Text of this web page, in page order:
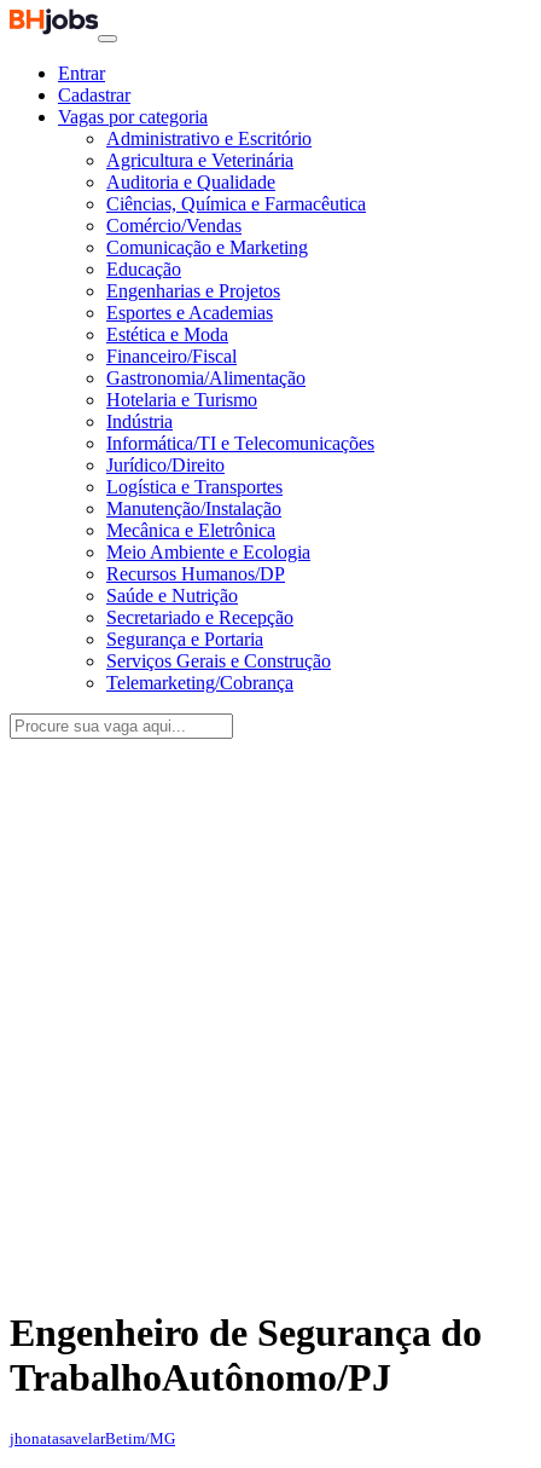
Entrar
Cadastrar
Vagas por categoria
Administrativo e Escritório
Agricultura e Veterinária
Auditoria e Qualidade
Ciências, Química e Farmacêutica
Comércio/Vendas
Comunicação e Marketing
Educação
Engenharias e Projetos
Esportes e Academias
Estética e Moda
Financeiro/Fiscal
Gastronomia/Alimentação
Hotelaria e Turismo
Indústria
Informática/TI e Telecomunicações
Jurídico/Direito
Logística e Transportes
Manutenção/Instalação
Mecânica e Eletrônica
Meio Ambiente e Ecologia
Recursos Humanos/DP
Saúde e Nutrição
Secretariado e Recepção
Segurança e Portaria
Serviços Gerais e Construção
Telemarketing/Cobrança
Engenheiro de Segurança do
TrabalhoAutônomo/PJ
jhonatasavelarBetim/MG